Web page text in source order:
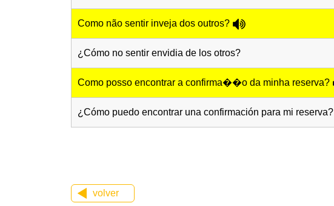
Como não sentir inveja dos outros?
¿Cómo no sentir envidia de los otros?
Como posso encontrar a confirma��o da minha reserva?
¿Cómo puedo encontrar una confirmación para mi reserva?
volver